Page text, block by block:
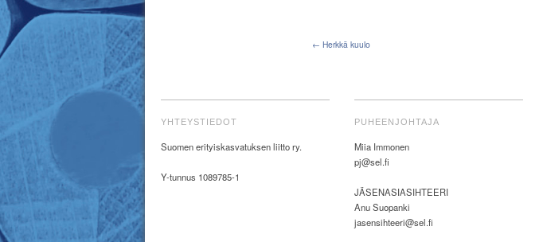
← Herkkä kuulo
YHTEYSTIEDOT
Suomen erityiskasvatuksen liitto ry.
Y-tunnus 1089785-1
PUHEENJOHTAJA
Miia Immonen
pj@sel.fi
JÄSENASIASIHTEERI
Anu Suopanki
jasensihteeri@sel.fi